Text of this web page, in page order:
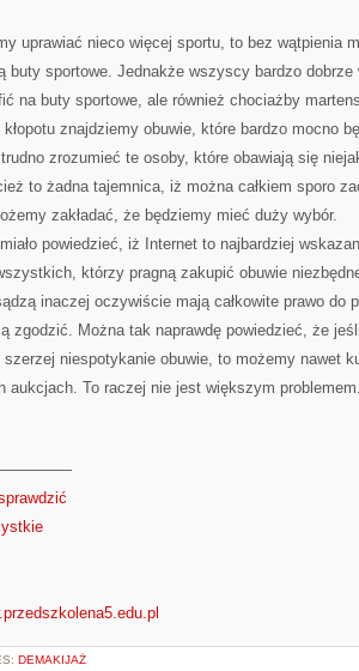
uprawiać nieco więcej sportu, to bez wątpienia
buty sportowe. Jednakże wszyscy bardzo
na buty sportowe, ale również chociażby
kłopotu znajdziemy obuwie, które bardzo mocno
zrozumieć te osoby, które obawiają się
to żadna tajemnica, iż można całkiem sporo
zakładać, że będziemy mieć duży wybór.
powiedzieć, iż Internet to najbardziej
którzy pragną zakupić obuwie
inaczej oczywiście mają całkowite prawo do
zgodzić. Można tak naprawdę powiedzieć, że
niespotykanie obuwie, to możemy nawet
aukcjach. To raczej nie jest większym
DEMAKIJAŻ